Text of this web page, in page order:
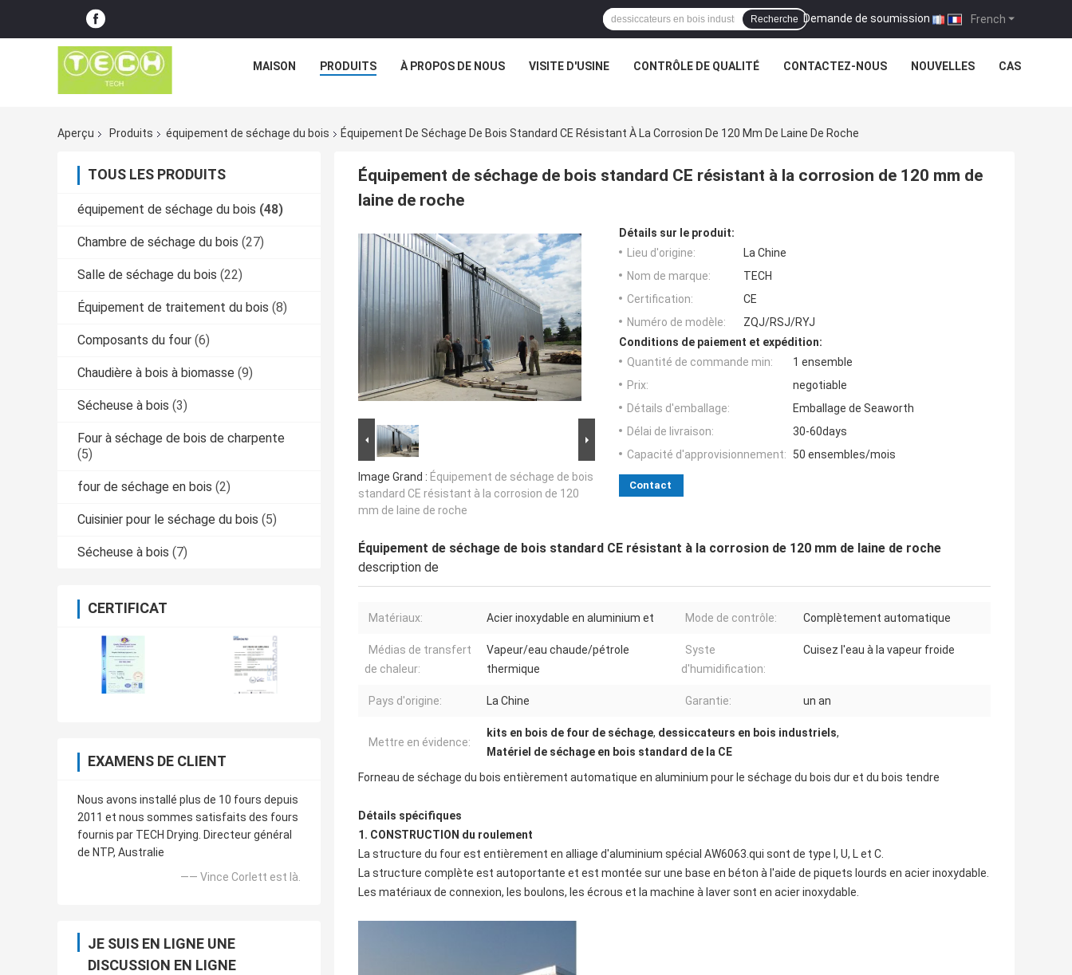
French
Demande de soumission |
Recherche
MAISON PRODUITS À PROPOS DE NOUS VISITE D'USINE CONTRÔLE DE QUALITÉ CONTACTEZ-NOUS NOUVELLES CAS
Aperçu Produits équipement de séchage du bois Équipement De Séchage De Bois Standard CE Résistant À La Corrosion De 120 Mm De Laine De Roche
TOUS LES PRODUITS
équipement de séchage du bois (48)
Chambre de séchage du bois (27)
Salle de séchage du bois (22)
Équipement de traitement du bois (8)
Composants du four (6)
Chaudière à bois à biomasse (9)
Sécheuse à bois (3)
Four à séchage de bois de charpente
(5)
four de séchage en bois (2)
Cuisinier pour le séchage du bois (5)
Sécheuse à bois (7)
CERTIFICAT
EXAMENS DE CLIENT
Nous avons installé plus de 10 fours depuis
2011 et nous sommes satisfaits des fours
fournis par TECH Drying. Directeur général
de NTP, Australie
—— Vince Corlett est là.
JE SUIS EN LIGNE UNE
DISCUSSION EN LIGNE
Équipement de séchage de bois standard CE résistant à la corrosion de 120 mm de
laine de roche
Image Grand : Équipement de séchage de bois
standard CE résistant à la corrosion de 120
mm de laine de roche
Détails sur le produit:
Lieu d'origine:
La Chine
Nom de marque:
TECH
Certification:
CE
Numéro de modèle:
ZQJ/RSJ/RYJ
Conditions de paiement et expédition:
Quantité de commande min:
1 ensemble
Prix:
negotiable
Détails d'emballage:
Emballage de Seaworth
Délai de livraison:
30-60days
Capacité d'approvisionnement:
50 ensembles/mois
Contact
Équipement de séchage de bois standard CE résistant à la corrosion de 120 mm de laine de roche
description de
Matériaux: Acier inoxydable en aluminium et Mode de contrôle: Complètement automatique
Médias de transfert
de chaleur:
Vapeur/eau chaude/pétrole
thermique
Syste
d'humidification:
Cuisez l'eau à la vapeur froide
Pays d'origine: La Chine Garantie: un an
Mettre en évidence:
kits en bois de four de séchage, dessiccateurs en bois industriels,
Matériel de séchage en bois standard de la CE
Forneau de séchage du bois entièrement automatique en aluminium pour le séchage du bois dur et du bois tendre
Détails spécifiques
1. CONSTRUCTION du roulement
La structure du four est entièrement en alliage d'aluminium spécial AW6063.qui sont de type I, U, L et C.
La structure complète est autoportante et est montée sur une base en béton à l'aide de piquets lourds en acier inoxydable.
Les matériaux de connexion, les boulons, les écrous et la machine à laver sont en acier inoxydable.